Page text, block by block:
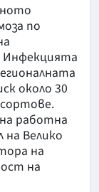
по
около 30
работна
Велико
на
на